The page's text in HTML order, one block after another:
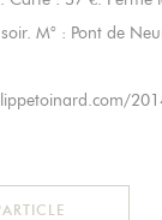
M° : Pont de